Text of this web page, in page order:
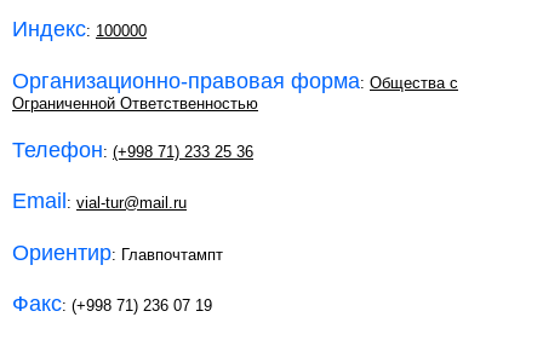
Индекс: 100000
Организационно-правовая форма: Общества с
Ограниченной Ответственностью
Телефон: (+998 71) 233 25 36
Email : vial-tur@mail.ru
Ориентир: Главпочтампт
Факс: (+998 71) 236 07 19